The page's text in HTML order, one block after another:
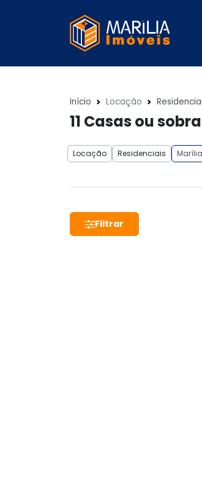
Início Locação
11 Casas ou
Locação Residenciais Marília
Filtrar